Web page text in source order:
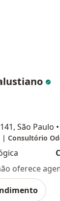
São Paulo •
| Consultório